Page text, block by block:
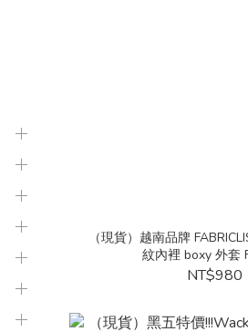
（現貨）越南品牌
紋內裡 boxy 外套
NT$980